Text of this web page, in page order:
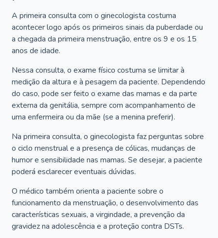
A primeira consulta com o ginecologista costuma
acontecer logo após os primeiros sinais da puberdade ou
a chegada da primeira menstruação, entre os 9 e os 15
anos de idade.
Nessa consulta, o exame físico costuma se limitar à
medição da altura e à pesagem da paciente. Dependendo
do caso, pode ser feito o exame das mamas e da parte
externa da genitália, sempre com acompanhamento de
uma enfermeira ou da mãe (se a menina preferir).
Na primeira consulta, o ginecologista faz perguntas sobre
o ciclo menstrual e a presença de cólicas, mudanças de
humor e sensibilidade nas mamas. Se desejar, a paciente
poderá esclarecer eventuais dúvidas.
O médico também orienta a paciente sobre o
funcionamento da menstruação, o desenvolvimento das
características sexuais, a virgindade, a prevenção da
gravidez na adolescência e a proteção contra DSTs.